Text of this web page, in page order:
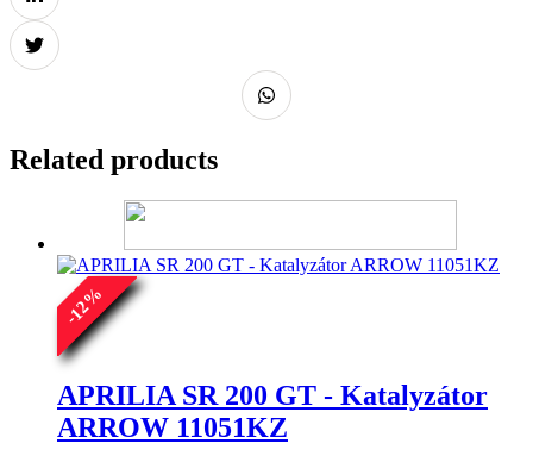
Related products
-
12
%
APRILIA SR 200 GT - Katalyzátor
ARROW 11051KZ